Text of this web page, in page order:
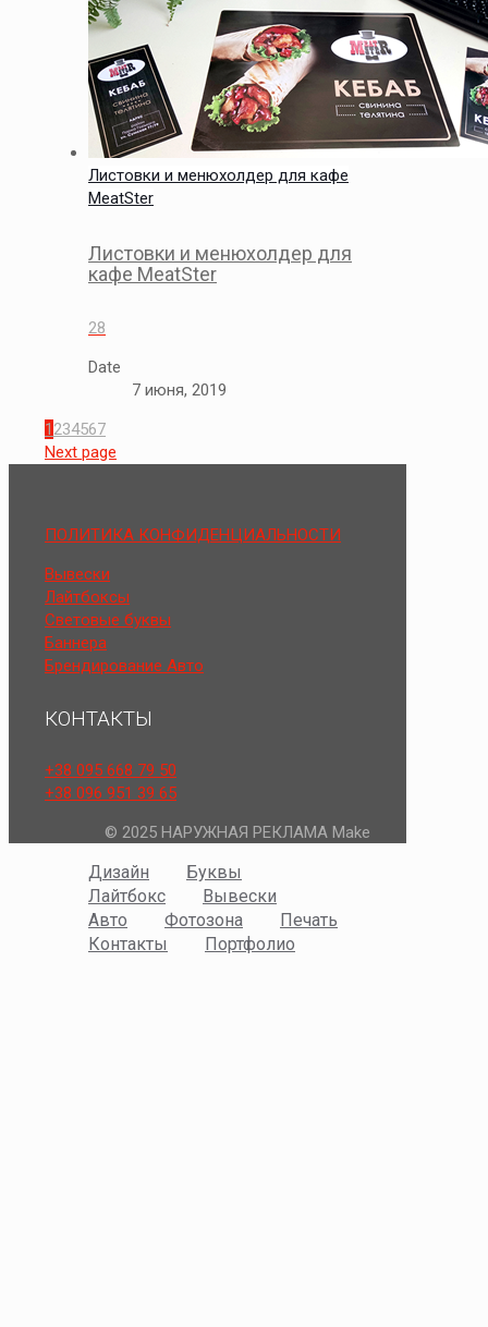
Листовки и менюхолдер для кафе
MeatSter
Листовки и менюхолдер для
кафе MeatSter
28
Date
7 июня, 2019
1 234567
Next page
ПОЛИТИКА КОНФИДЕНЦИАЛЬНОСТИ
Вывески
Лайтбоксы
Световые буквы
Баннера
Брендирование Авто
КОНТАКТЫ
+38 095 668 79 50
+38 096 951 39 65
© 2025 НАРУЖНАЯ РЕКЛАМА Make
Дизайн
Буквы
Лайтбокс
Вывески
Авто
Фотозона
Печать
Контакты
Портфолио